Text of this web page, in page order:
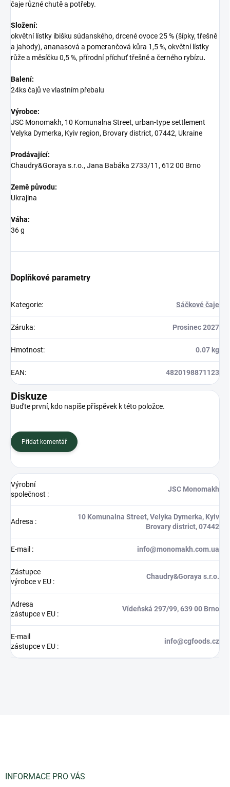
čaje různé chutě a potřeby.
Složení:
okvětní lístky ibišku súdanského, drcené ovoce 25 % (šípky, třešně
a jahody), ananasová a pomerančová kůra 1,5 %, okvětní lístky
růže a měsíčku 0,5 %, přírodní příchuť třešně a černého rybízu.
Balení:
24ks čajů ve vlastním přebalu
Výrobce:
JSC Monomakh, 10 Komunalna Street, urban-type settlement
Velyka Dymerka, Kyiv region, Brovary district, 07442, Ukraine
Prodávající:
Chaudry&Goraya s.r.o., Jana Babáka 2733/11, 612 00 Brno
Země původu:
Ukrajina
Váha:
36 g
Doplňkové parametry
Kategorie: Sáčkové čaje
Záruka: Prosinec 2027
Hmotnost: 0.07 kg
EAN: 4820198871123
Diskuze
Buďte první, kdo napíše příspěvek k této položce.
Přidat komentář
Výrobní
společnost :
JSC Monomakh
Adresa :
10 Komunalna Street, Velyka Dymerka, Kyiv
Brovary district, 07442
E-mail : info@monomakh.com.ua
Zástupce
výrobce v EU :
Chaudry&Goraya s.r.o.
Adresa
zástupce v EU :
Vídeňská 297/99, 639 00 Brno
E-mail
zástupce v EU :
info@cgfoods.cz
INFORMACE PRO VÁS